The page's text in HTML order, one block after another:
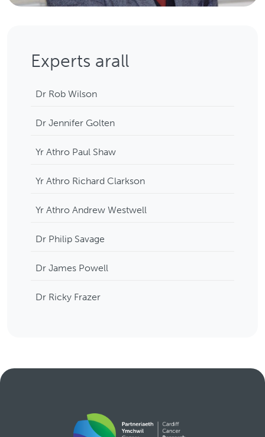
Experts arall
Dr Rob Wilson
Dr Jennifer Golten
Yr Athro Paul Shaw
Yr Athro Richard Clarkson
Yr Athro Andrew Westwell
Dr Philip Savage
Dr James Powell
Dr Ricky Frazer